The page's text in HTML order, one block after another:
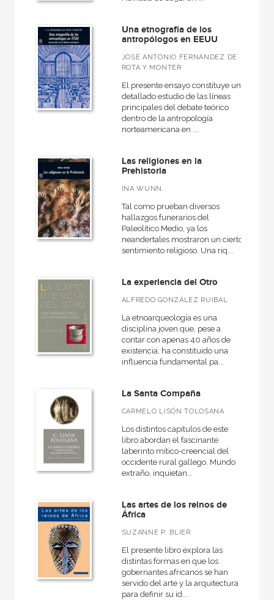
Una etnografía de los
antropólogos en EEUU
JOSÉ ANTONIO FERNÁNDEZ DE
ROTA Y MONTER
El presente ensayo constituye un
detallado estudio de las líneas
principales del debate teórico
dentro de la antropología
norteamericana en ...
Las religiones en la
Prehistoria
INA WUNN
Tal como prueban diversos
hallazgos funerarios del
Paleolítico Medio, ya los
neandertales mostraron un cierto
sentimiento religioso. Una riq...
La experiencia del Otro
ALFREDO GONZÁLEZ RUIBAL
La etnoarqueología es una
disciplina joven que, pese a
contar con apenas 40 años de
existencia, ha constituido una
influencia fundamental pa...
La Santa Compaña
CARMELO LISÓN TOLOSANA
Los distintos capítulos de este
libro abordan el fascinante
laberinto mítico-creencial del
occidente rural gallego. Mundo
extraño, inquietan...
Las artes de los reinos de
África
SUZANNE P. BLIER
El presente libro explora las
distintas formas en que los
gobernantes africanos se han
servido del arte y la arquitectura
para definir su id...